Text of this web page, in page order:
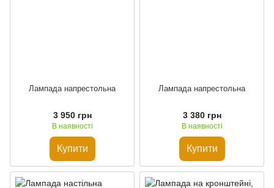
Лампада напрестольна
3 950 грн
В наявності
Купити
Лампада напрестольна
3 380 грн
В наявності
Купити